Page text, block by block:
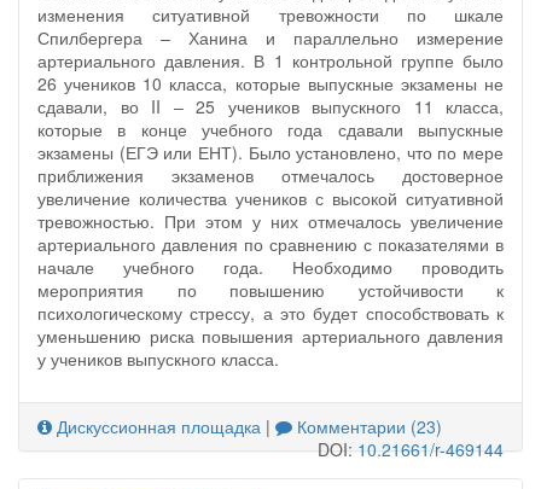
изменения ситуативной тревожности по шкале
Спилбергера – Ханина и параллельно измерение
артериального давления. В 1 контрольной группе было
26 учеников 10 класса, которые выпускные экзамены не
сдавали, во II – 25 учеников выпускного 11 класса,
которые в конце учебного года сдавали выпускные
экзамены (ЕГЭ или ЕНТ). Было установлено, что по мере
приближения экзаменов отмечалось достоверное
увеличение количества учеников с высокой ситуативной
тревожностью. При этом у них отмечалось увеличение
артериального давления по сравнению с показателями в
начале учебного года. Необходимо проводить
мероприятия по повышению устойчивости к
психологическому стрессу, а это будет способствовать к
уменьшению риска повышения артериального давления
у учеников выпускного класса.
Дискуссионная площадка |
Комментарии (23)
DOI:10.21661/r-469144